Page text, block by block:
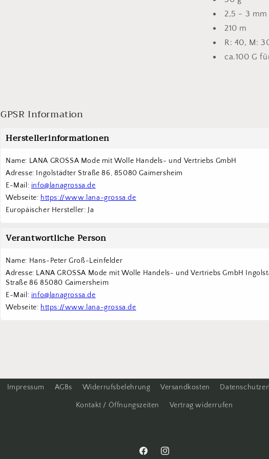
2,5 - 3 mm
210 m
R: 40, M:
ca.100 G
GPSR Information
Herstellerinformationen
Name: LANA GROSSA Mode mit Wolle Handels- und Vertriebs GmbH
Adresse: Ingolstädter Straße 86, 85080 Gaimersheim
E-Mail: info@lanagrossa.de
Webseite: https://www.lana-grossa.de
Europäischer Hersteller: Ja
Verantwortliche Person
Name: Hans-Peter Groß-Leinfelder
Adresse: LANA GROSSA Mode mit Wolle Handels- und Vertriebs GmbH
Straße 86 85080 Gaimersheim
E-Mail: info@lanagrossa.de
Webseite: https://www.lana-grossa.de
Impressum AGBs Widerrufsbelehrung Versandkosten
Kontakt / Öffnungszeiten Vertrag widerrufen
FacebookInstagram